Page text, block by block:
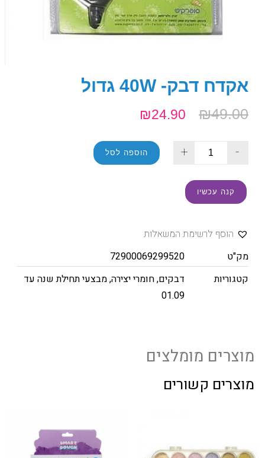
אקדח דבק- 40W גדול
₪49.00
₪24.90
-
+ הוספה לסל
קנה עכשיו
הוסף לרשימת המשאלות
מק"ט
72900069299520
קטגוריות
דבקים,חומרי יצירה,מבצעי תחילת שנה עד
01.09
מוצרים מומלצים
מוצרים קשורים